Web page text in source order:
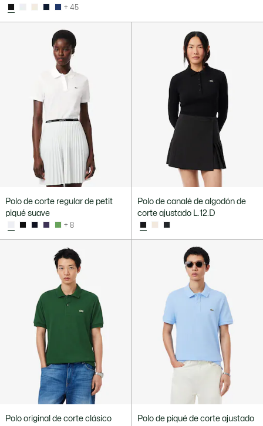
+ 45
Polo de corte regular de petit
piqué suave
+ 8
Polo de canalé de algodón de
corte ajustado L.12.D
Polo original de corte clásico
Polo de piqué de corte ajustado